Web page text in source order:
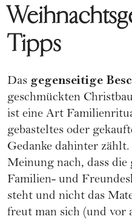
Tipps
Das gegenseitige
geschmückten
ist eine Art
gebasteltes oder
Gedanke dahinter
Meinung nach, dass die
Familien- und
steht und nicht das
freut man sich (und vor